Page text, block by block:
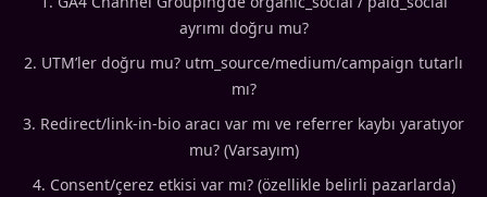
ayrımı doğru mu?
UTM’ler doğru mu? utm_source/medium/campaign tutarlı
mı?
Redirect/link-in-bio aracı var mı ve referrer kaybı yaratıyor
mu? (Varsayım)
Consent/çerez etkisi var mı? (özellikle belirli pazarlarda)